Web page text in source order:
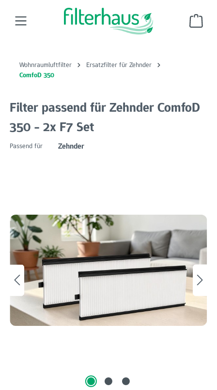
Zum Hauptinhalt springen
Wohnraumluftfilter
Ersatzfilter für Zehnder
ComfoD 350
Filter passend für Zehnder ComfoD
350 - 2x F7 Set
Passend für Zehnder